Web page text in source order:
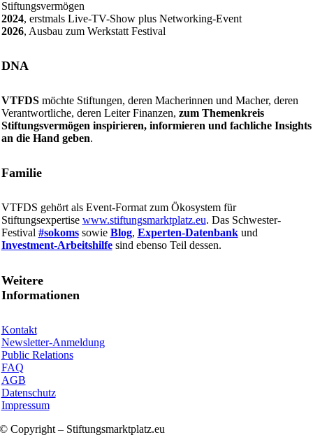
Stiftungsvermögen
2024, erstmals Live-TV-Show plus Networking-Event
2026, Ausbau zum Werkstatt Festival
DNA
VTFDS möchte Stiftungen, deren Macherinnen und Macher, deren
Verantwortliche, deren Leiter Finanzen, zum Themenkreis
Stiftungsvermögen inspirieren, informieren und fachliche Insights
an die Hand geben.
Familie
VTFDS gehört als Event-Format zum Ökosystem für
Stiftungsexpertise www.stiftungsmarktplatz.eu. Das Schwester-
Festival #sokomssowie Blog, Experten-Datenbankund
Investment-Arbeitshilfesind ebenso Teil dessen.
Weitere
Informationen
Kontakt
Newsletter-Anmeldung
Public Relations
FAQ
AGB
Datenschutz
Impressum
© Copyright – Stiftungsmarktplatz.eu